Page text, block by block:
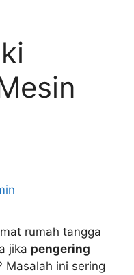
rumah tangga
jika pengering
Masalah ini sering